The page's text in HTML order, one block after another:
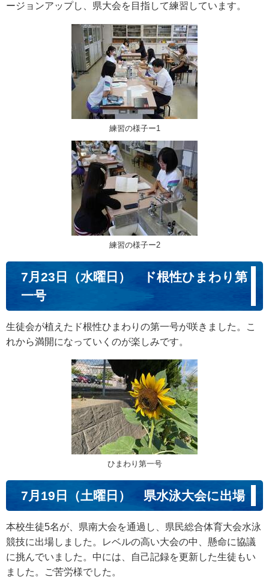
ージョンアップし、県大会を目指して練習しています。
練習の様子ー1
練習の様子ー2
7月23日（水曜日） ド根性ひまわり第
一号
生徒会が植えたド根性ひまわりの第一号が咲きました。こ
れから満開になっていくのが楽しみです。
ひまわり第一号
7月19日（土曜日） 県水泳大会に出場
本校生徒5名が、県南大会を通過し、県民総合体育大会水泳
競技に出場しました。レベルの高い大会の中、懸命に協議
に挑んでいました。中には、自己記録を更新した生徒もい
ました。ご苦労様でした。